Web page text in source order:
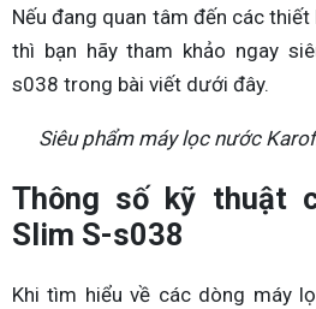
Nếu đang quan tâm đến các
thì bạn hãy tham khảo ngay
s038 trong bài viết dưới đây.
Siêu phẩm máy lọc nước
Thông số kỹ thuật
Slim S-s038
Khi tìm hiểu về các dòng máy